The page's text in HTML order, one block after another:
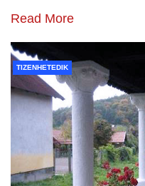
Read More
TIZENHETEDIK